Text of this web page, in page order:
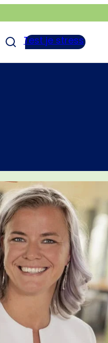
Test je stress